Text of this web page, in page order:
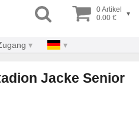
0 Artikel
0.00 €
▾
Jacke Senior